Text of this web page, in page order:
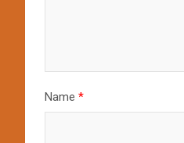
Name *